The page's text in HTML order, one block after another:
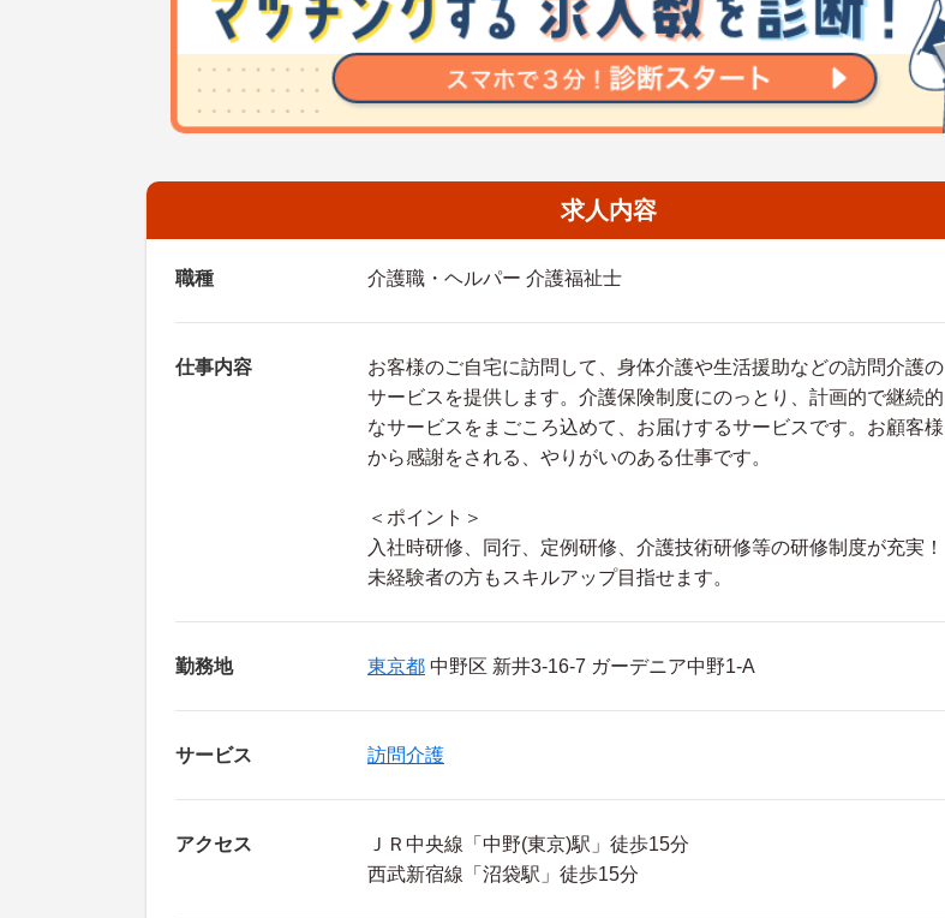
求人内容
職種 介護職・ヘルパー 介護福祉士
仕事内容
お客様のご自宅に訪問して、身体介護や生活援助などの訪問介護の
サービスを提供します。介護保険制度にのっとり、計画的で継続的
なサービスをまごころ込めて、お届けするサービスです。お顧客様
から感謝をされる、やりがいのある仕事です。
＜ポイント＞
入社時研修、同行、定例研修、介護技術研修等の研修制度が充実！
未経験者の方もスキルアップ目指せます。
勤務地 東京都 中野区 新井3-16-7 ガーデニア中野1-A
サービス 訪問介護
アクセス
ＪＲ中央線「中野(東京)駅」徒歩15分
西武新宿線「沼袋駅」徒歩15分